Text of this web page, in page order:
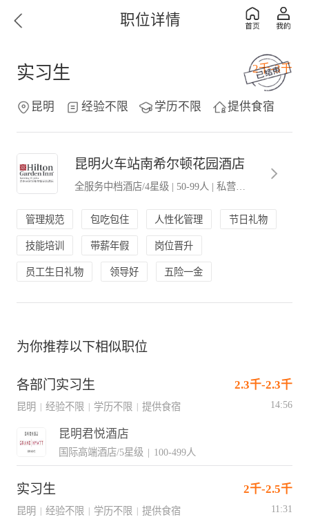
职位详情
实习生 2千-3千
昆明 经验不限 学历不限 提供食宿
昆明火车站南希尔顿花园酒店
全服务中档酒店/4星级 | 50-99人 | 私营．民营企业
管理规范 包吃包住 人性化管理 节日礼物
技能培训 带薪年假 岗位晋升
员工生日礼物 领导好 五险一金
为你推荐以下相似职位
各部门实习生 2.3千-2.3千
昆明 经验不限 学历不限 提供食宿 14:56
昆明君悦酒店
国际高端酒店/5星级 | 100-499人
实习生 2千-2.5千
昆明 | 经验不限 | 学历不限 | 提供食宿 11:31